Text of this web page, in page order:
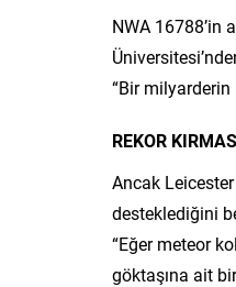
NWA 16788’in
“Bir milyarderin
REKOR
Ancak
desteklediğini
“Eğer meteor
göktaşına ait